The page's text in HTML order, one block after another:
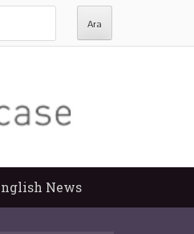
News